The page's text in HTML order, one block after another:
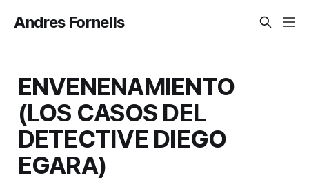
Andres Fornells
ENVENENAMIENTO
(LOS CASOS DEL
DETECTIVE DIEGO
EGARA)